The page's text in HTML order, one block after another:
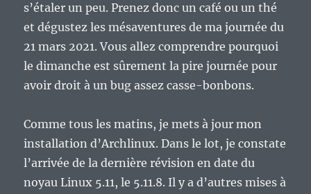
s’étaler un peu. Prenez donc un café ou un thé
et dégustez les mésaventures de ma journée du
21 mars 2021. Vous allez comprendre pourquoi
le dimanche est sûrement la pire journée pour
avoir droit à un bug assez casse-bonbons.
Comme tous les matins, je mets à jour mon
installation d’Archlinux. Dans le lot, je constate
l’arrivée de la dernière révision en date du
noyau Linux 5.11, le 5.11.8. Il y a d’autres mises à